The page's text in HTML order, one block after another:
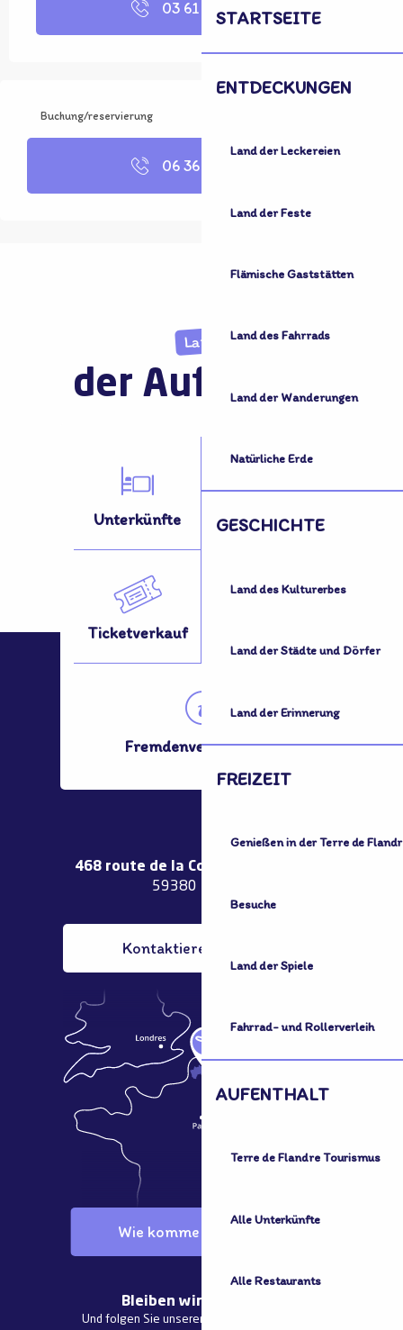
STARTSEITE
ENTDECKUNGEN
Land der Leckereien
Land der Feste
Flämische Gaststätten
Land des Fahrrads
Land der Wanderungen
Natürliche Erde
GESCHICHTE
Land des Kulturerbes
Land der Städte und Dörfer
Land der Erinnerung
FREIZEIT
Genießen in der Terre de
Besuche
Land der Spiele
Fahrrad- und Rollerverleih
AUFENTHALT
Terre de Flandre Tourismus
Alle Unterkünfte
Alle Restaurants
03 61 38 47▒▒
Buchung/reservierung
06 36 13 84
Land
der Aufnahme
Unterkünfte Aktivitäten
Ticketverkauf
Fremdenverkehrsamt
468 route de la Couronne de Bierne
59380 Bergues
Kontaktieren Sie uns
Wie komme ich dorthin?
Bleiben wir in Kontakt
Und folgen Sie unseren aktuellen Nachrichten